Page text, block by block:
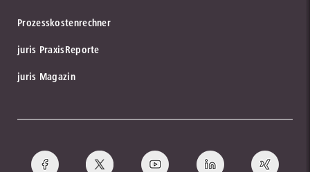
Prozesskostenrechner
juris PraxisReporte
juris Magazin